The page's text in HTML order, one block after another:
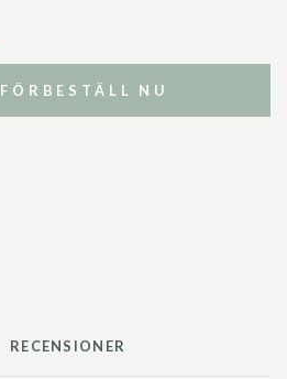
FÖRBESTÄLL NU
RECENSIONER